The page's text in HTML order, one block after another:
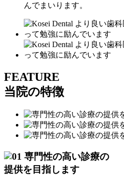
んでまいります。
FEATURE
当院の特徴
専門性の高い診療の
提供を目指します